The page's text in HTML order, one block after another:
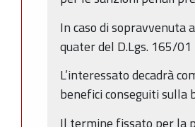
In caso di sopravvenuta
quater del D.Lgs. 165/01
L’interessato decadrà
benefici conseguiti sulla
Il termine fissato per la